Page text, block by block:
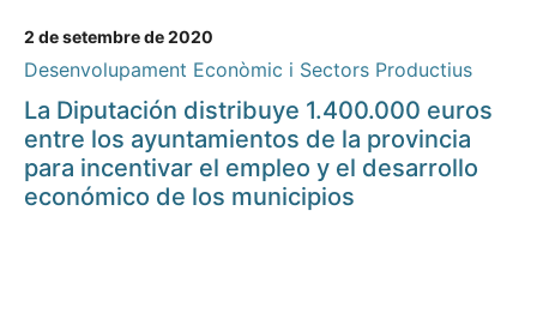
2 de setembre de 2020
Desenvolupament Econòmic i Sectors Productius
La Diputación distribuye 1.400.000 euros
entre los ayuntamientos de la provincia
para incentivar el empleo y el desarrollo
económico de los municipios